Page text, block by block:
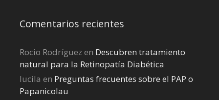
Comentarios recientes
Rocio Rodríguez en Descubren tratamiento
natural para la Retinopatía Diabética
lucila en Preguntas frecuentes sobre el PAP o
Papanicolau